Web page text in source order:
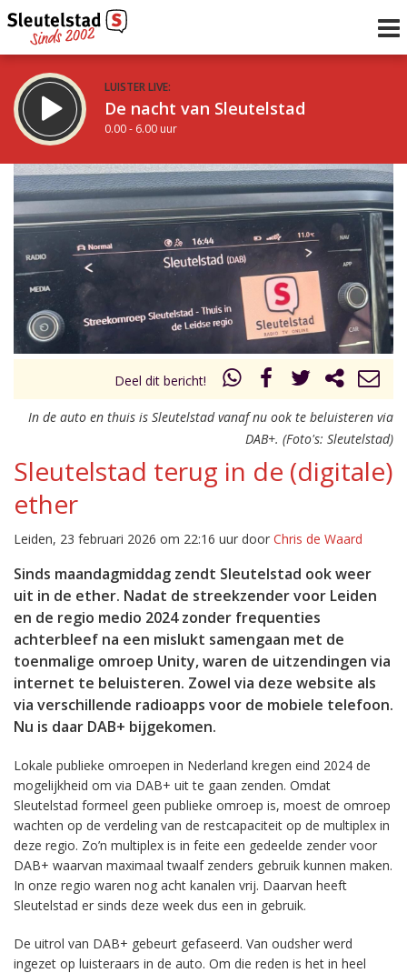
LUISTER LIVE:
De nacht van Sleutelstad
0.00 - 6.00 uur
STRAKS:
De ochtend van Sleutelstad
6.00 - 12.00 uur
Vorig uur
uur 1 van 0 Volgend uur
Deel dit bericht!
In de auto en thuis is Sleutelstad vanaf nu ook te beluisteren via
DAB+. (Foto's: Sleutelstad)
Sleutelstad terug in de (digitale)
ether
Leiden, 23 februari 2026 om 22:16 uur door Chris de Waard
Sinds maandagmiddag zendt Sleutelstad ook weer
uit in de ether. Nadat de streekzender voor Leiden
en de regio medio 2024 zonder frequenties
achterbleef na een mislukt samengaan met de
toenmalige omroep Unity, waren de uitzendingen via
internet te beluisteren. Zowel via deze website als
via verschillende radioapps voor de mobiele telefoon.
Nu is daar DAB+ bijgekomen.
Lokale publieke omroepen in Nederland kregen eind 2024 de
mogelijkheid om via DAB+ uit te gaan zenden. Omdat
Sleutelstad formeel geen publieke omroep is, moest de omroep
wachten op de verdeling van de restcapaciteit op de multiplex in
deze regio. Zo’n multiplex is in feite een gedeelde zender voor
DAB+ waarvan maximaal twaalf zenders gebruik kunnen maken.
In onze regio waren nog acht kanalen vrij. Daarvan heeft
Sleutelstad er sinds deze week dus een in gebruik.
De uitrol van DAB+ gebeurt gefaseerd. Van oudsher werd
ingezet op luisteraars in de auto. Om die reden is het in heel